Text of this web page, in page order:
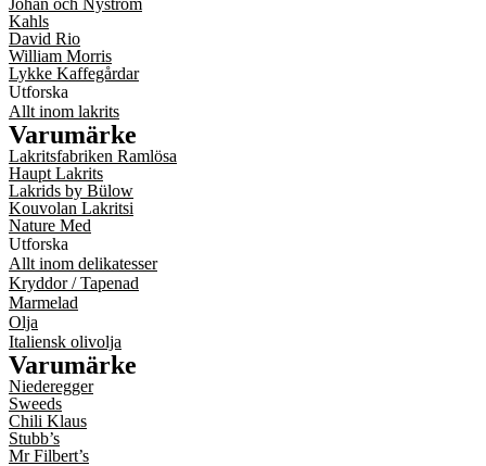
Johan och Nyström
Kahls
David Rio
William Morris
Lykke Kaffegårdar
Utforska
Allt inom lakrits
Varumärke
Lakritsfabriken Ramlösa
Haupt Lakrits
Lakrids by Bülow
Kouvolan Lakritsi
Nature Med
Utforska
Allt inom delikatesser
Kryddor / Tapenad
Marmelad
Olja
Italiensk olivolja
Varumärke
Niederegger
Sweeds
Chili Klaus
Stubb’s
Mr Filbert’s